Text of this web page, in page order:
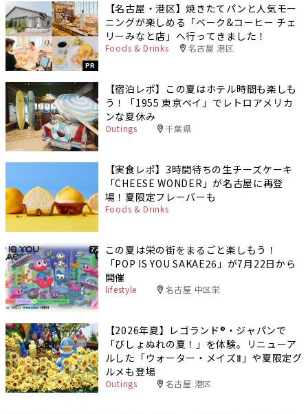
PR
【名古屋・港区】焼きたてパンと人気モー
ニングが楽しめる「ベーク&コーヒー チェ
リーみなと店」へ行ってきました！
Foods & Drinks 名古屋 港区
【宿泊レポ】この夏はホテル時間も楽しも
う！「1955 東京ベイ」でレトロアメリカ
ンな夏休み
Outings 千葉県
【実食レポ】3時間待ちの生チーズケーキ
「CHEESE WONDER」が名古屋に再登
場！夏限定フレーバーも
Foods & Drinks
この夏は栄の街をまるごと楽しもう！
「POP IS YOU SAKAE26」が7月22日から
開催
lifestyle 名古屋 中区栄
【2026年夏】レゴランド®・ジャパンで
「びしょぬれの夏！」を体験。リニューア
ルした「ウォーター・メイズⅡ」や夏限定グ
ルメも登場
Outings 名古屋 港区